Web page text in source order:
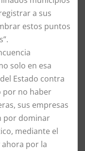
a sus
estos puntos
solo en esa
Estado contra
por no haber
sus empresas
por dominar
mediante el
por la